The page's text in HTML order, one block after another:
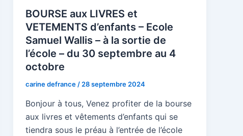
BOURSE aux LIVRES et
VETEMENTS d’enfants – Ecole
Samuel Wallis – à la sortie de
l’école – du 30 septembre au 4
octobre
carine defrance / 28 septembre 2024
Bonjour à tous, Venez profiter de la bourse
aux livres et vêtements d’enfants qui se
tiendra sous le préau à l’entrée de l’école